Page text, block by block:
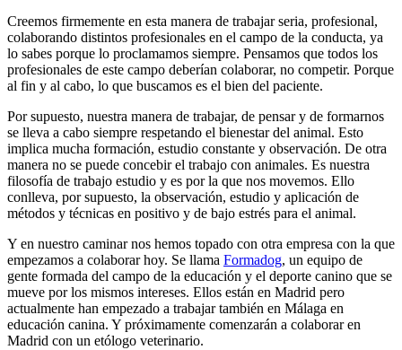
Creemos firmemente en esta manera de trabajar seria, profesional,
colaborando distintos profesionales en el campo de la conducta, ya
lo sabes porque lo proclamamos siempre. Pensamos que todos los
profesionales de este campo deberían colaborar, no competir. Porque
al fin y al cabo, lo que buscamos es el bien del paciente.
Por supuesto, nuestra manera de trabajar, de pensar y de formarnos
se lleva a cabo siempre respetando el bienestar del animal. Esto
implica mucha formación, estudio constante y observación. De otra
manera no se puede concebir el trabajo con animales. Es nuestra
filosofía de trabajo estudio y es por la que nos movemos. Ello
conlleva, por supuesto, la observación, estudio y aplicación de
métodos y técnicas en positivo y de bajo estrés para el animal.
Y en nuestro caminar nos hemos topado con otra empresa con la que
empezamos a colaborar hoy. Se llama Formadog, un equipo de
gente formada del campo de la educación y el deporte canino que se
mueve por los mismos intereses. Ellos están en Madrid pero
actualmente han empezado a trabajar también en Málaga en
educación canina. Y próximamente comenzarán a colaborar en
Madrid con un etólogo veterinario.